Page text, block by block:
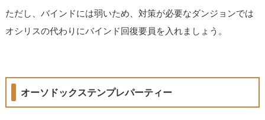
ただし、バインドには弱いため、対策が必要なダンジョンでは
オシリスの代わりにバインド回復要員を入れましょう。
オーソドックステンプレパーティー